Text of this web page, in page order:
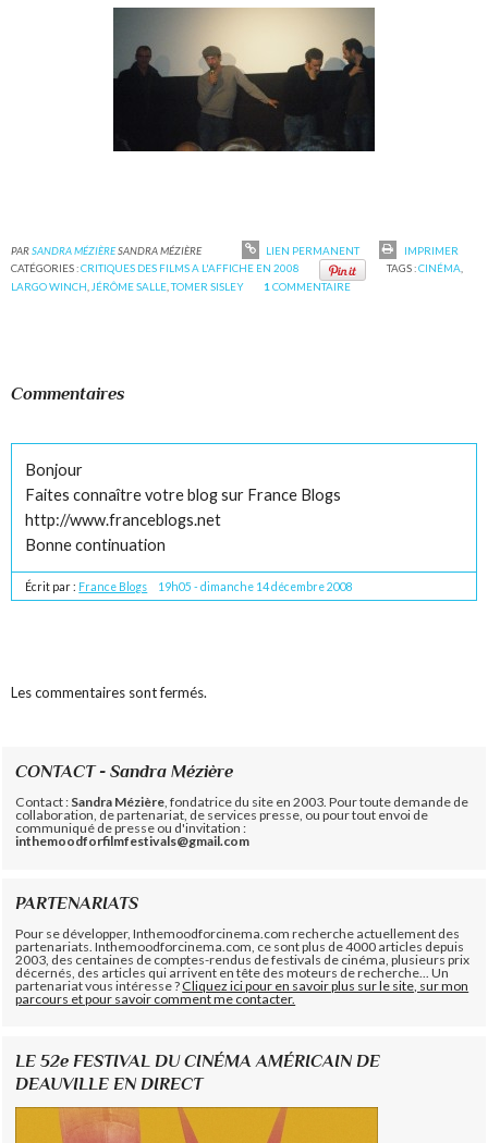
PARSANDRA MÉZIÈRESANDRA MÉZIÈRE LIEN PERMANENT
IMPRIMER
CATÉGORIES :CRITIQUES DES FILMS A L'AFFICHE EN 2008 TAGS :CINÉMA,
LARGO WINCH JÉRÔME SALLE ,TOMER SISLEY 1 COMMENTAIRE
Commentaires
Bonjour
Faites connaître votre blog sur France Blogs
http://www.franceblogs.net
Bonne continuation
Écrit par : France Blogs 19h05 -dimanche 14 décembre 2008
Les commentaires sont fermés.
CONTACT - Sandra Mézière
Contact : Sandra Mézière , fondatrice du site en 2003. Pour toute demande de
collaboration, de partenariat, de services presse, ou pour tout envoi de
communiqué de presse ou d'invitation :
inthemoodforfilmfestivals@gmail.com
PARTENARIATS
Pour se développer, Inthemoodforcinema.com recherche actuellement des
partenariats. Inthemoodforcinema.com, ce sont plus de 4000 articles depuis
2003, des centaines de comptes-rendus de festivals de cinéma, plusieurs prix
décernés, des articles qui arrivent en tête des moteurs de recherche... Un
partenariat vous intéresse ?Cliquez ici pour en savoir plus sur le site, sur mon
parcours et pour savoir comment me contacter.
LE 52e FESTIVAL DU CINÉMA AMÉRICAIN DE
DEAUVILLE EN DIRECT